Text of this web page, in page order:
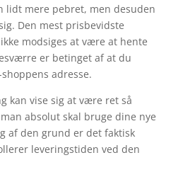
lidt mere pebret, men desuden
Den mest prisbevidste
modsiges at være at hente
er betinget af at du
adresse.
kan vise sig at være ret så
absolut skal bruge dine nye
af den grund er det faktisk
leveringstiden ved den